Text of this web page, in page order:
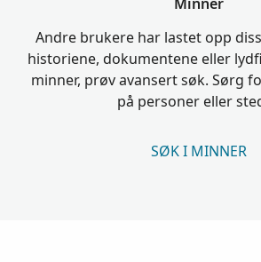
Andre brukere har lastet opp
historiene, dokumentene eller
minner, prøv avansert søk. Sørg
på personer eller
SØK I MINNER